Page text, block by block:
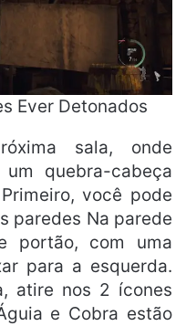
Ever Detonados
sala, onde
quebra-cabeça
você pode
paredes Na parede
portão, com uma
para a esquerda.
atire nos 2 ícones
e Cobra estão